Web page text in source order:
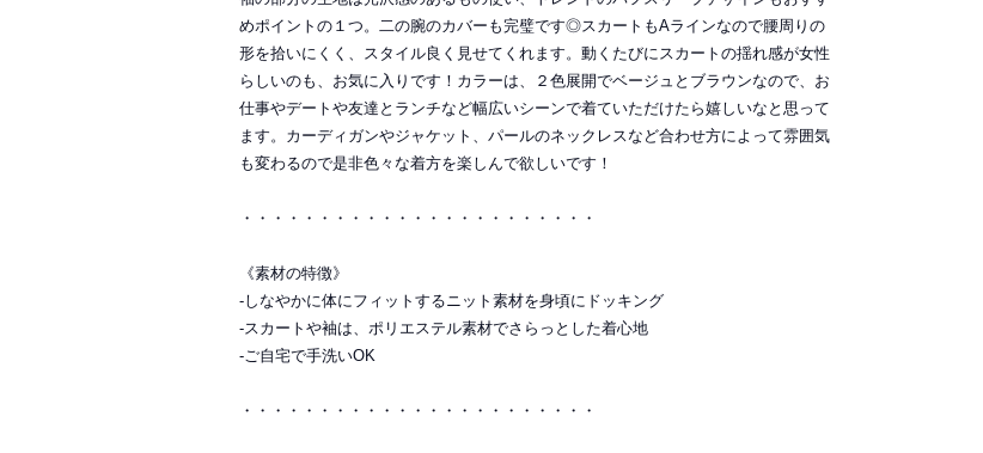
めポイントの１つ。二の腕のカバーも完璧です◎スカートもAラインなので腰周りの
形を拾いにくく、スタイル良く見せてくれます。動くたびにスカートの揺れ感が女性
らしいのも、お気に入りです！カラーは、２色展開でベージュとブラウンなので、お
仕事やデートや友達とランチなど幅広いシーンで着ていただけたら嬉しいなと思って
ます。カーディガンやジャケット、パールのネックレスなど合わせ方によって雰囲気
も変わるので是非色々な着方を楽しんで欲しいです！
・・・・・・・・・・・・・・・・・・・・・・・
《素材の特徴》
-しなやかに体にフィットするニット素材を身頃にドッキング
-スカートや袖は、ポリエステル素材でさらっとした着心地
-ご自宅で手洗いOK
・・・・・・・・・・・・・・・・・・・・・・・